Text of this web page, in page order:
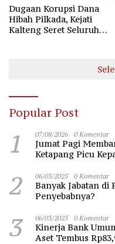
Dugaan Korupsi Dana
Hibah Pilkada, Kejati
Kalteng Seret Seluruh
Popular Post
1 07/08/2026 0 Komentar
Jumat Pagi
Ketapang Picu
2 06/03/2025 0 Komentar
Banyak Jabatan di
Penyebabnya?
3 06/03/2025 0 Komentar
Kinerja Bank
Aset Tembus